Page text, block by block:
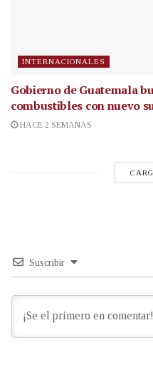
INTERNACIONALES
Gobierno de Guatemala
combustibles con nuevo
HACE 2 SEMANAS
Suscribir